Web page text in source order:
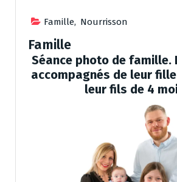
Famille, Nourrisson
Famille
Séance photo de famille.
accompagnés de leur
leur fils de 4